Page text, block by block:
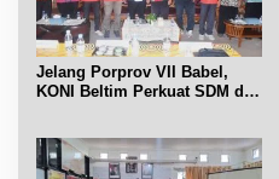
Jelang Porprov VII Babel,
KONI Beltim Perkuat SDM di